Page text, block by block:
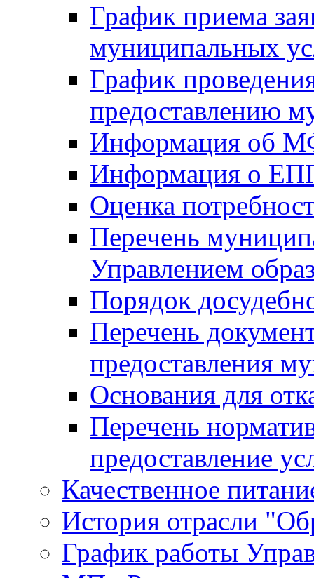
График приема
муниципальных
График
предоставлению
Информация об
Информация о
Оценка
Перечень
Управлением
Порядок
Перечень
предоставления
Основания для
Перечень
предоставление
Качественное
История отрасли
График работы